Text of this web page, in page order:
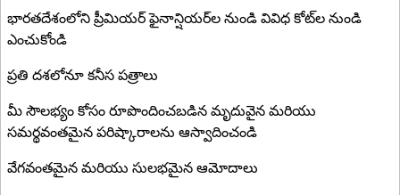
భారతదేశంలోని ప్రీమియర్ ఫైనాన్షియర్‌ల నుండి వివిధ కోట్‌ల నుండి
ఎంచుకోండి
ప్రతి దశలోనూ కనీస పత్రాలు
మీ సౌలభ్యం కోసం రూపొందించబడిన మృదువైన మరియు
సమర్థవంతమైన పరిష్కారాలను ఆస్వాదించండి
వేగవంతమైన మరియు సులభమైన ఆమోదాలు